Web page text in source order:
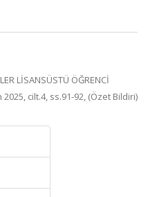
LİSANSÜSTÜ ÖĞRENCİ
cilt.4, ss.91-92, (Özet Bildiri)